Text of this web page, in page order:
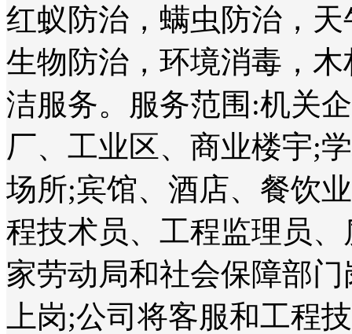
红蚁防治，螨虫防治，
生物防治，环境消毒，
洁服务。服务范围:机关
厂、工业区、商业楼宇;
场所;宾馆、酒店、餐饮
程技术员、工程监理员
家劳动局和社会保障部
上岗;公司将客服和工程